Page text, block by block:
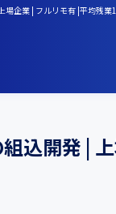
企業 | フルリモ有 |平均残
組込開発 |